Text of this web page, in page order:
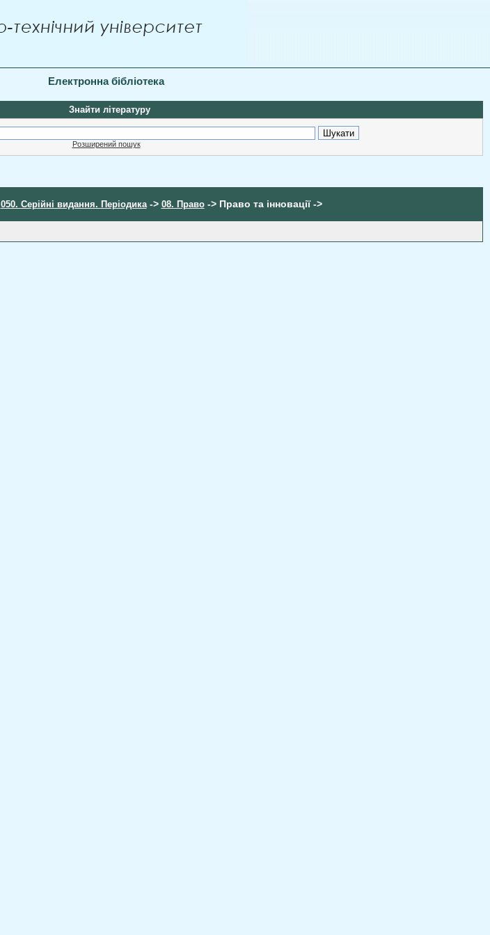
Електронна бібліотека
Знайти літературу
Розширений пошук
050. Серійні видання. Періодика-> 08. Право-> Право та інновації ->